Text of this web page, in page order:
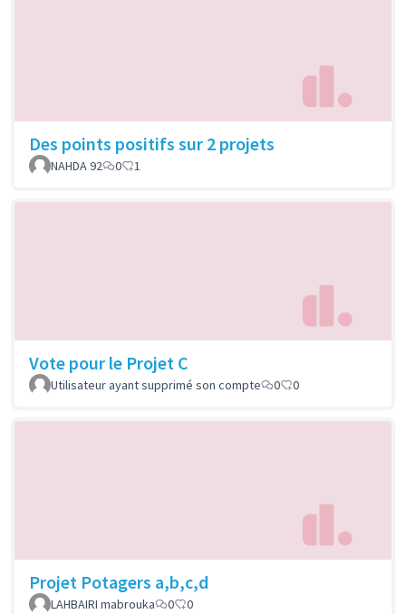
Des points positifs sur 2 projets
NAHDA 92 0 1
Vote pour le Projet C
Utilisateur ayant supprimé son compte 0 0
Projet Potagers a,b,c,d
LAHBAIRI mabrouka 0 0